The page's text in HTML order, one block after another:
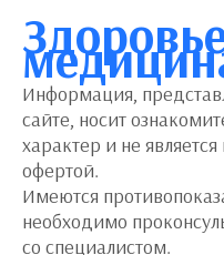
Информация,
сайте, носит
характер и не
офертой.
Имеются
необходимо
со специалистом.